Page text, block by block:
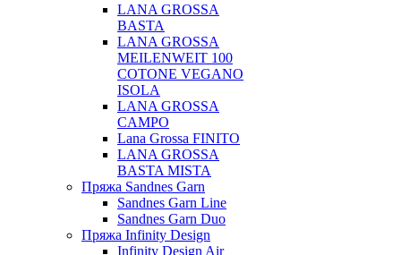
LANA GROSSA
BASTA
LANA GROSSA
MEILENWEIT 100
COTONE VEGANO
ISOLA
LANA GROSSA
CAMPO
Lana Grossa FINITO
LANA GROSSA
BASTA MISTA
Пряжа Sandnes Garn
Sandnes Garn Line
Sandnes Garn Duo
Пряжа Infinity Design
Infinity Design Air